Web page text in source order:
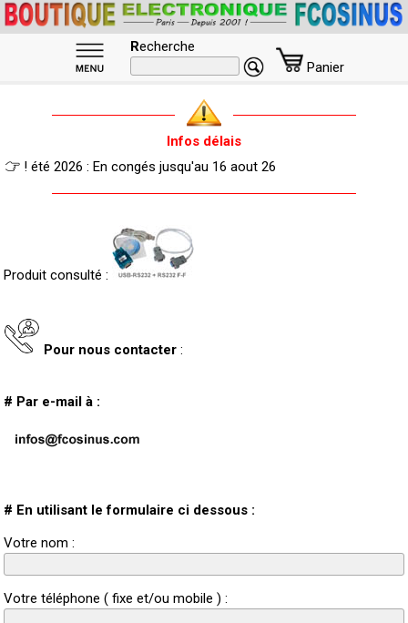
Recherche
Panier
Infos délais
! été 2026 : En congés jusqu'au 16 aout 26
Produit consulté :
Pour nous contacter :
# Par e-mail à :
# En utilisant le formulaire ci dessous :
Votre nom :
Votre téléphone ( fixe et/ou mobile ) :